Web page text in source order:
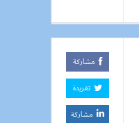
مشاركة
تغريدة
مشاركة